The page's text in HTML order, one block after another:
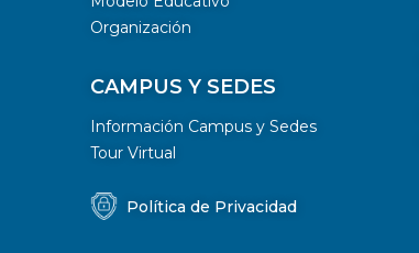
Organización
CAMPUS Y SEDES
Información Campus y Sedes
Tour Virtual
Política de Privacidad